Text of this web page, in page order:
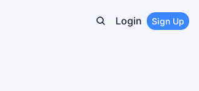
Login Sign Up